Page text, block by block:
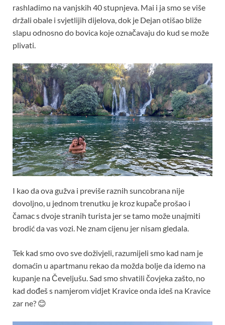
rashladimo na vanjskih 40 stupnjeva. Mai i ja smo se više
držali obale i svjetlijih dijelova, dok je Dejan otišao bliže
slapu odnosno do bovica koje označavaju do kud se može
plivati.
I kao da ova gužva i previše raznih suncobrana nije
dovoljno, u jednom trenutku je kroz kupače prošao i
čamac s dvoje stranih turista jer se tamo može unajmiti
brodić da vas vozi. Ne znam cijenu jer nisam gledala.
Tek kad smo ovo sve doživjeli, razumijeli smo kad nam je
domaćin u apartmanu rekao da možda bolje da idemo na
kupanje na Čeveljušu. Sad smo shvatili čovjeka zašto, no
kad dođeš s namjerom vidjet Kravice onda ideš na Kravice
zar ne? 😊